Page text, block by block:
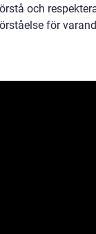
och
för